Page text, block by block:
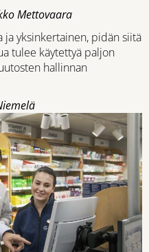
Mettovaara
ja yksinkertainen, pidän siitä
tulee käytettyä paljon
hallinnan